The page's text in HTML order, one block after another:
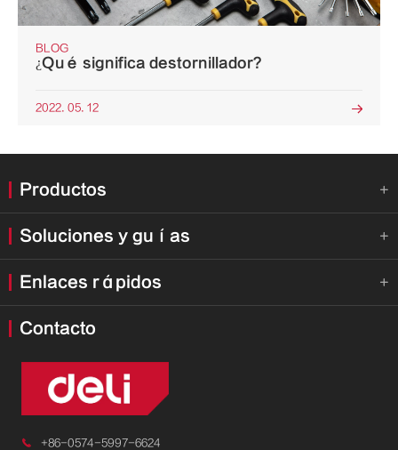
BLOG
¿Qué significa destornillador?
2022. 05. 12 
Productos 
Soluciones y guías 
Enlaces rápidos 
Contacto
 +86-0574-5997-6624